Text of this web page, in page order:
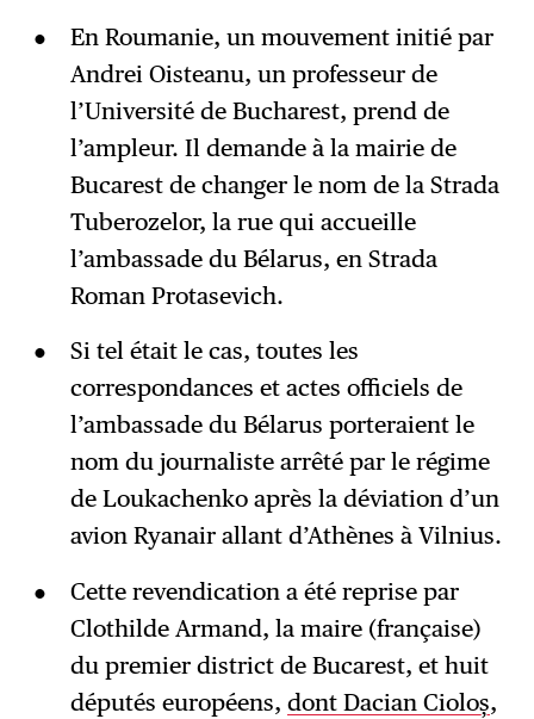
→ S'abonner
En Roumanie, un mouvement initié par
Andrei Oisteanu, un professeur de
l’Université de Bucharest, prend de
l’ampleur. Il demande à la mairie de
Bucarest de changer le nom de la Strada
Tuberozelor, la rue qui accueille
l’ambassade du Bélarus, en Strada
Roman Protasevich.
Si tel était le cas, toutes les
correspondances et actes officiels de
l’ambassade du Bélarus porteraient le
nom du journaliste arrêté par le régime
de Loukachenko après la déviation d’un
avion Ryanair allant d’Athènes à Vilnius.
Cette revendication a été reprise par
Clothilde Armand, la maire (française)
du premier district de Bucarest, et huit
députés européens, dont Dacian Cioloș,